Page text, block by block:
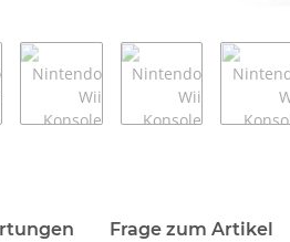
Frage zum Artikel